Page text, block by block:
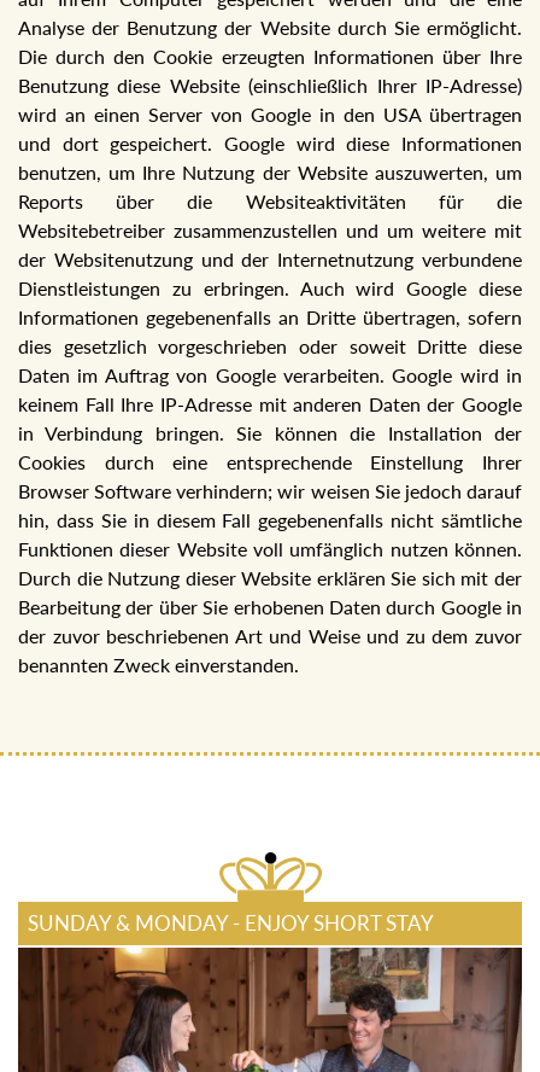
Analyse der Benutzung der Website durch Sie ermöglicht.
Die durch den Cookie erzeugten Informationen über Ihre
Benutzung diese Website (einschließlich Ihrer IP-Adresse)
wird an einen Server von Google in den USA übertragen
und dort gespeichert. Google wird diese Informationen
benutzen, um Ihre Nutzung der Website auszuwerten, um
Reports über die Websiteaktivitäten für die
Websitebetreiber zusammenzustellen und um weitere mit
der Websitenutzung und der Internetnutzung verbundene
Dienstleistungen zu erbringen. Auch wird Google diese
Informationen gegebenenfalls an Dritte übertragen, sofern
dies gesetzlich vorgeschrieben oder soweit Dritte diese
Daten im Auftrag von Google verarbeiten. Google wird in
keinem Fall Ihre IP-Adresse mit anderen Daten der Google
in Verbindung bringen. Sie können die Installation der
Cookies durch eine entsprechende Einstellung Ihrer
Browser Software verhindern; wir weisen Sie jedoch darauf
hin, dass Sie in diesem Fall gegebenenfalls nicht sämtliche
Funktionen dieser Website voll umfänglich nutzen können.
Durch die Nutzung dieser Website erklären Sie sich mit der
Bearbeitung der über Sie erhobenen Daten durch Google in
der zuvor beschriebenen Art und Weise und zu dem zuvor
benannten Zweck einverstanden.
SUNDAY & MONDAY - ENJOY SHORT STAY